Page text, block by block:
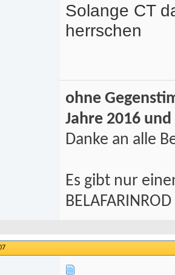
Solange CT
herrschen
ohne
Jahre 2016 und
Danke an alle
Es gibt nur
BELAFARINROD